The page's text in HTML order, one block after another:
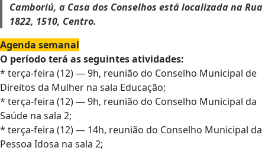
Camboriú, a Casa dos Conselhos está localizada na Rua
1822, 1510, Centro.
Agenda semanal
O período terá as seguintes atividades:
* terça-feira (12) — 9h, reunião do Conselho Municipal de
Direitos da Mulher na sala Educação;
* terça-feira (12) — 9h, reunião do Conselho Municipal da
Saúde na sala 2;
* terça-feira (12) — 14h, reunião do Conselho Municipal da
Pessoa Idosa na sala 2;